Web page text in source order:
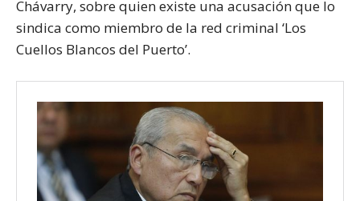
Chávarry, sobre quien existe una acusación que lo
sindica como miembro de la red criminal ‘Los
Cuellos Blancos del Puerto’.